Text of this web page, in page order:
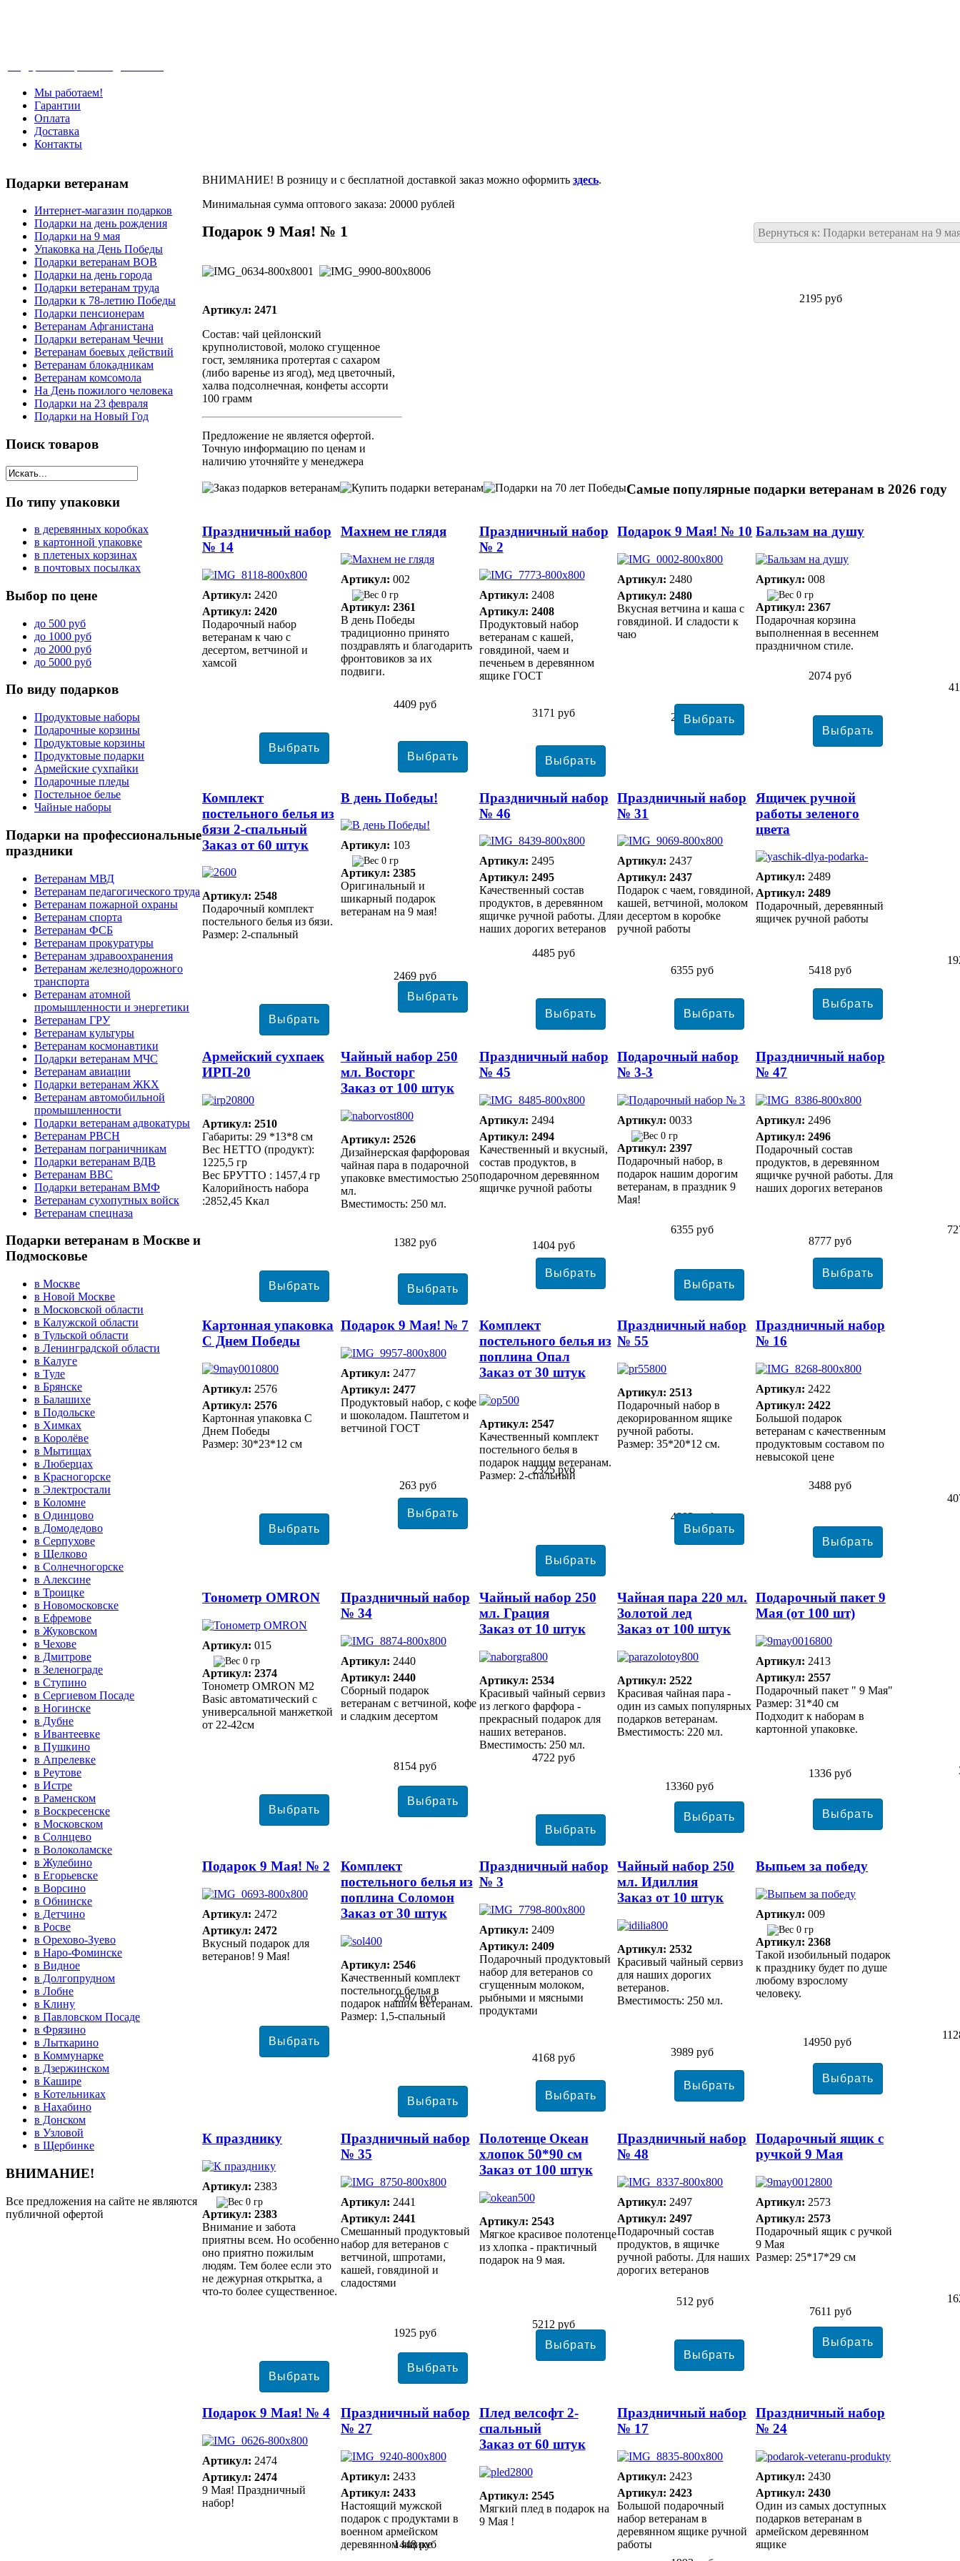
Мы работаем!
Гарантии
Оплата
Доставка
Контакты
ВНИМАНИЕ! В розницу и с бесплатной доставкой заказ можно оформить здесь.
Минимальная сумма оптового заказа: 20000 рублей
Вернуться к: Подарки ветеранам на 9
Подарок 9 Мая! № 1
2195 руб
Артикул: 2471
Состав: чай цейлонский
крупнолистовой, молоко сгущенное
гост, земляника протертая с сахаром
(либо варенье из ягод), мед цветочный,
халва подсолнечная, конфеты ассорти
100 грамм
Предложение не является офертой.
Точную информацию по ценам и
наличию уточняйте у менеджера
Самые популярные подарки ветеранам в 2026 году
Праздничный набор
№ 14
Артикул: 2420
Артикул: 2420
Подарочный набор
ветеранам к чаю с
десертом, ветчиной и
хамсой
4409 руб
Махнем не глядя
Артикул: 002
0 гр
Артикул: 2361
В день Победы
традиционно принято
поздравлять и благодарить
фронтовиков за их
подвиги.
3171 руб
Праздничный набор
№ 2
Артикул: 2408
Артикул: 2408
Продуктовый набор
ветеранам с кашей,
говядиной, чаем и
печеньем в деревянном
ящике ГОСТ
2813 руб
Подарок 9 Мая! № 10
Артикул: 2480
Артикул: 2480
Вкусная ветчина и каша с
говядиной. И сладости к
чаю
2074 руб
Бальзам на душу
Артикул: 008
0 гр
Артикул: 2367
Подарочная корзина
выполненная в весеннем
праздничном стиле.
Комплект
постельного белья из
бязи 2-спальный
Заказ от 60 штук
Артикул: 2548
Подарочный комплект
постельного белья из бязи.
Размер: 2-спальный
2469 руб
В день Победы!
Артикул: 103
0 гр
Артикул: 2385
Оригинальный и
шикарный подарок
ветеранам на 9 мая!
4485 руб
Праздничный набор
№ 46
Артикул: 2495
Артикул: 2495
Качественный состав
продуктов, в деревянном
ящичке ручной работы. Для
наших дорогих ветеранов
6355 руб
Праздничный набор
№ 31
Артикул: 2437
Артикул: 2437
Подарок с чаем, говядиной,
кашей, ветчиной, молоком
и десертом в коробке
ручной работы
5418 руб
Ящичек ручной
работы зеленого
цвета
Артикул: 2489
Артикул: 2489
Подарочный, деревянный
ящичек ручной работы
Армейский сухпаек
ИРП-20
Артикул: 2510
Габариты: 29 *13*8 см
Вес НЕТТО (продукт):
1225,5 гр
Вес БРУТТО : 1457,4 гр
Калорийность набора
:2852,45 Ккал
1382 руб
Чайный набор 250
мл. Восторг
Заказ от 100 штук
Артикул: 2526
Дизайнерская фарфоровая
чайная пара в подарочной
упаковке вместимостью 250
мл.
Вместимость: 250 мл.
1404 руб
Праздничный набор
№ 45
Артикул: 2494
Артикул: 2494
Качественный и вкусный,
состав продуктов, в
подарочном деревянном
ящичке ручной работы
6355 руб
Подарочный набор
№ 3-3
Артикул: 0033
0 гр
Артикул: 2397
Подарочный набор, в
подарок нашим дорогим
ветеранам, в праздник 9
Мая!
8777 руб
Праздничный набор
№ 47
Артикул: 2496
Артикул: 2496
Подарочный состав
продуктов, в деревянном
ящичке ручной работы. Для
наших дорогих ветеранов
Картонная упаковка
С Днем Победы
Артикул: 2576
Артикул: 2576
Картонная упаковка С
Днем Победы
Размер: 30*23*12 см
263 руб
Подарок 9 Мая! № 7
Артикул: 2477
Артикул: 2477
Продуктовый набор, с кофе
и шоколадом. Паштетом и
ветчиной ГОСТ
2325 руб
Комплект
постельного белья из
поплина Опал
Заказ от 30 штук
Артикул: 2547
Качественный комплект
постельного белья в
подарок нашим ветеранам.
Размер: 2-спальный
4802 руб
Праздничный набор
№ 55
Артикул: 2513
Подарочный набор в
декорированном ящике
ручной работы.
Размер: 35*20*12 см.
3488 руб
Праздничный набор
№ 16
Артикул: 2422
Артикул: 2422
Большой подарок
ветеранам с качественным
продуктовым составом по
невысокой цене
Тонометр ОMRON
Артикул: 015
0 гр
Артикул: 2374
Тонометр ОMRON M2
Basic автоматический с
универсальной манжеткой
от 22-42см
8154 руб
Праздничный набор
№ 34
Артикул: 2440
Артикул: 2440
Сборный подарок
ветеранам с ветчиной, кофе
и сладким десертом
4722 руб
Чайный набор 250
мл. Грация
Заказ от 10 штук
Артикул: 2534
Красивый чайный сервиз
из легкого фарфора -
прекрасный подарок для
наших ветеранов.
Вместимость: 250 мл.
13360 руб
Чайная пара 220 мл.
Золотой лед
Заказ от 100 штук
Артикул: 2522
Красивая чайная пара -
один из самых популярных
подарков ветеранам.
Вместимость: 220 мл.
1336 руб
Подарочный пакет 9
Мая (от 100 шт)
Артикул: 2413
Артикул: 2557
Подарочный пакет " 9 Мая"
Размер: 31*40 см
Подходит к наборам в
картонной упаковке.
Подарок 9 Мая! № 2
Артикул: 2472
Артикул: 2472
Вкусный подарок для
ветеранов! 9 Мая!
2597 руб
Комплект
постельного белья из
поплина Соломон
Заказ от 30 штук
Артикул: 2546
Качественный комплект
постельного белья в
подарок нашим ветеранам.
Размер: 1,5-спальный
4168 руб
Праздничный набор
№ 3
Артикул: 2409
Артикул: 2409
Подарочный продуктовый
набор для ветеранов со
сгущенным молоком,
рыбными и мясными
продуктами
3989 руб
Чайный набор 250
мл. Идиллия
Заказ от 10 штук
Артикул: 2532
Красивый чайный сервиз
для наших дорогих
ветеранов.
Вместимость: 250 мл.
14950 руб
Выпьем за победу
Артикул: 009
0 гр
Артикул: 2368
Такой изобильный подарок
к празднику будет по душе
любому взрослому
человеку.
К празднику
Артикул: 2383
0 гр
Артикул: 2383
Внимание и забота
приятны всем. Но особенно
оно приятно пожилым
людям. Тем более если это
не дежурная открытка, а
что-то более существенное.
1925 руб
Праздничный набор
№ 35
Артикул: 2441
Артикул: 2441
Смешанный продуктовый
набор для ветеранов с
ветчиной, шпротами,
кашей, говядиной и
сладостями
5212 руб
Полотенце Океан
хлопок 50*90 см
Заказ от 100 штук
Артикул: 2543
Мягкое красивое полотенце
из хлопка - практичный
подарок на 9 мая.
512 руб
Праздничный набор
№ 48
Артикул: 2497
Артикул: 2497
Подарочный состав
продуктов, в ящичке
ручной работы. Для наших
дорогих ветеранов
7611 руб
Подарочный ящик с
ручкой 9 Мая
Артикул: 2573
Артикул: 2573
Подарочный ящик с ручкой
9 Мая
Размер: 25*17*29 см
Подарок 9 Мая! № 4
Артикул: 2474
Артикул: 2474
9 Мая! Праздничный
набор!
1448 руб
Праздничный набор
№ 27
Артикул: 2433
Артикул: 2433
Настоящий мужской
подарок с продуктами в
военном армейском
деревянном ящике
Плед велсофт 2-
спальный
Заказ от 60 штук
Артикул: 2545
Мягкий плед в подарок на
9 Мая !
Праздничный набор
№ 17
Артикул: 2423
Артикул: 2423
Большой подарочный
набор ветеранам в
деревянном ящике ручной
работы
Праздничный набор
№ 24
Артикул: 2430
Артикул: 2430
Один из самых доступных
подарков ветеранам в
армейском деревянном
ящике
Подарки ветеранам
Интернет-магазин подарков
Подарки на день рождения
Подарки на 9 мая
Упаковка на День Победы
Подарки ветеранам ВОВ
Подарки на день города
Подарки ветеранам труда
Подарки к 78-летию Победы
Подарки пенсионерам
Ветеранам Афганистана
Подарки ветеранам Чечни
Ветеранам боевых действий
Ветеранам блокадникам
Ветеранам комсомола
На День пожилого человека
Подарки на 23 февраля
Подарки на Новый Год
Поиск товаров
По типу упаковки
в деревянных коробках
в картонной упаковке
в плетеных корзинах
в почтовых посылках
Выбор по цене
до 500 руб
до 1000 руб
до 2000 руб
до 5000 руб
По виду подарков
Продуктовые наборы
Подарочные корзины
Продуктовые корзины
Продуктовые подарки
Армейские сухпайки
Подарочные пледы
Постельное белье
Чайные наборы
Подарки на профессиональные
праздники
Ветеранам МВД
Ветеранам педагогического труда
Ветеранам пожарной охраны
Ветеранам спорта
Ветеранам ФСБ
Ветеранам прокуратуры
Ветеранам здравоохранения
Ветеранам железнодорожного
транспорта
Ветеранам атомной
промышленности и энергетики
Ветеранам ГРУ
Ветеранам культуры
Ветеранам космонавтики
Подарки ветеранам МЧС
Ветеранам авиации
Подарки ветеранам ЖКХ
Ветеранам автомобильной
промышленности
Подарки ветеранам адвокатуры
Ветеранам РВСН
Ветеранам пограничникам
Подарки ветеранам ВДВ
Ветеранам ВВС
Подарки ветеранам ВМФ
Ветеранам сухопутных войск
Ветеранам спецназа
Подарки ветеранам в Москве и
Подмосковье
в Москве
в Новой Москве
в Московской области
в Калужской области
в Тульской области
в Ленинградской области
в Калуге
в Туле
в Брянске
в Балашихе
в Подольске
в Химках
в Королёве
в Мытищах
в Люберцах
в Красногорске
в Электростали
в Коломне
в Одинцово
в Домодедово
в Серпухове
в Щелково
в Солнечногорске
в Алексине
в Троицке
в Новомосковске
в Ефремове
в Жуковском
в Чехове
в Дмитрове
в Зеленограде
в Ступино
в Сергиевом Посаде
в Ногинске
в Дубне
в Ивантеевке
в Пушкино
в Апрелевке
в Реутове
в Истре
в Раменском
в Воскресенске
в Московском
в Солнцево
в Волоколамске
в Жулебино
в Егорьевске
в Ворсино
в Обнинске
в Детчино
в Росве
в Орехово-Зуево
в Наро-Фоминске
в Видное
в Долгопрудном
в Лобне
в Клину
в Павловском Посаде
в Фрязино
в Лыткарино
в Коммунарке
в Дзержинском
в Кашире
в Котельниках
в Нахабино
в Донском
в Узловой
в Щербинке
ВНИМАНИЕ!
Все предложения на сайте не являются
публичной офертой